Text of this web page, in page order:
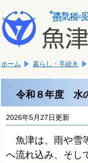
文
へ
移
ま
す。
こ
か
文
ホーム 暮らし・手続き
令和８年度 水
2026年5月27日更新
魚津は、雨や雪
へ流れ込み、そし